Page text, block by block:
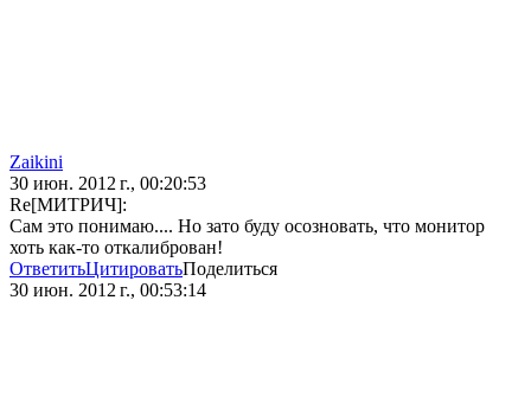
Zaikini
30 июн. 2012 г., 00:20:53
Re[МИТРИЧ]:
Сам это понимаю.... Но зато буду осозновать, что монитор
хоть как-то откалиброван!
ОтветитьЦитироватьПоделиться
30 июн. 2012 г., 00:53:14